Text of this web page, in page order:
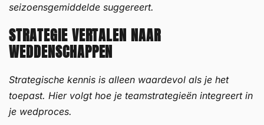
seizoensgemiddelde suggereert.
STRATEGIE VERTALEN NAAR
WEDDENSCHAPPEN
Strategische kennis is alleen waardevol als je het
toepast. Hier volgt hoe je teamstrategieën integreert in
je wedproces.